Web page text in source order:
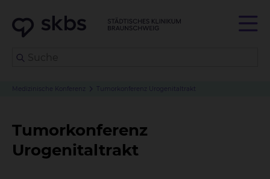
Medizinische Konferenz Tumorkonferenz Urogenitaltrakt
Tumorkonferenz
Urogenitaltrakt